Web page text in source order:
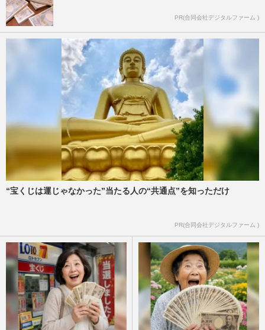
PR(合同会社デジタルファーム )
“宝くじは運じゃなかった”当たる人の“共通点”を知っただけ
PR(合同会社デジタルファーム )